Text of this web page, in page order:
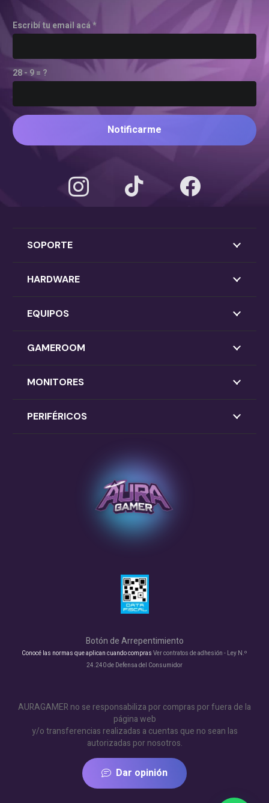
Escribí tu email acá *
28 - 9 = ?
Notificarme
SOPORTE
HARDWARE
EQUIPOS
GAMEROOM
MONITORES
PERIFÉRICOS
Botón de Arrepentimiento
Conocé las normas que aplican cuando compras Ver contratos de adhesión - Ley N.º
24.240 de Defensa del Consumidor
AURAGAMER no se responsabiliza por compras por fuera de la
página web
y/o transferencias realizadas a cuentas que no sean las
autorizadas por nosotros.
Dar opinión